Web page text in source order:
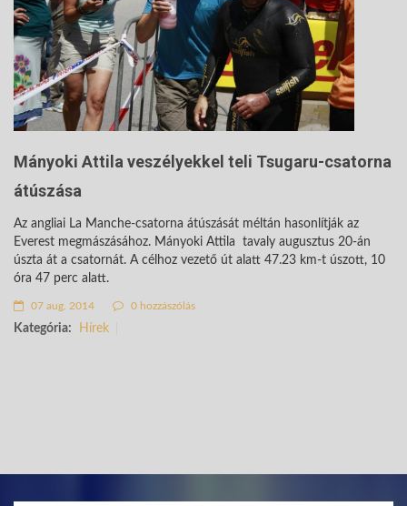
Mányoki Attila veszélyekkel teli Tsugaru-csatorna
átúszása
Az angliai La Manche-csatorna átúszását méltán hasonlítják az
Everest megmászásához. Mányoki Attila tavaly augusztus 20-án
úszta át a csatornát. A célhoz vezető út alatt 47.23 km-t úszott, 10
óra 47 perc alatt.
07 aug. 2014 0 hozzászólás
Kategória: Hírek